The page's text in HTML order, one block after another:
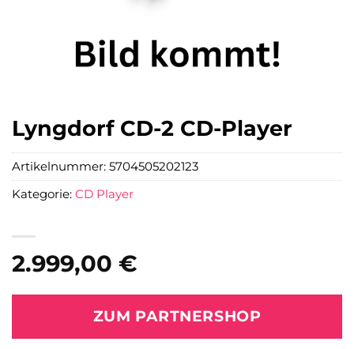
Lyngdorf CD-2 CD-Player
2.999,00 €
ZUM PARTNERSHOP
Artikelnummer: 5704505202123
Kategorie: CD Player